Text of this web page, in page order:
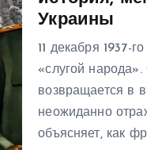
Украины
11 декабря 1937-
«слугой народа».
возвращается в
неожиданно
объясняет, как